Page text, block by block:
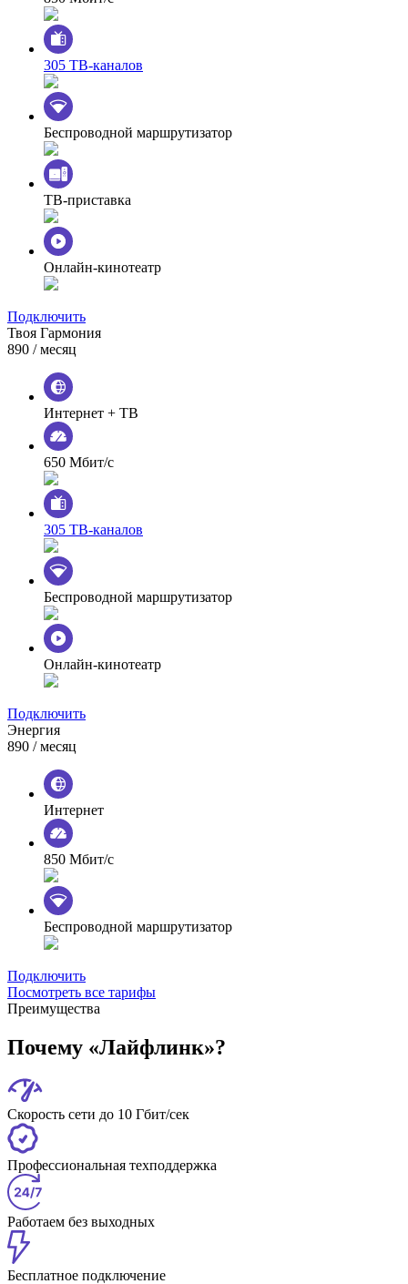
305 ТВ-каналов
Беспроводной маршрутизатор
ТВ-приставка
Онлайн-кинотеатр
Подключить
Твоя Гармония
890 / месяц
Интернет + ТВ
650 Мбит/с
305 ТВ-каналов
Беспроводной маршрутизатор
Онлайн-кинотеатр
Подключить
Энергия
890 / месяц
Интернет
850 Мбит/с
Беспроводной маршрутизатор
Подключить
Посмотреть все тарифы
Преимущества
Почему «Лайфлинк»?
Скорость сети до 10 Гбит/сек
Профессиональная техподдержка
Работаем без выходных
Бесплатное подключение